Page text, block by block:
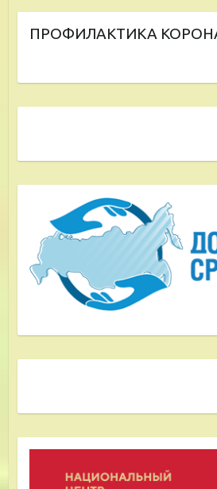
ПРОФИЛАКТИКА